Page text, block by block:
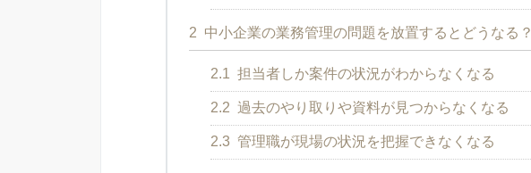
2 中小企業の業務管理の問題を放置するとどうなる？
2.1 担当者しか案件の状況がわからなくなる
2.2 過去のやり取りや資料が見つからなくなる
2.3 管理職が現場の状況を把握できなくなる